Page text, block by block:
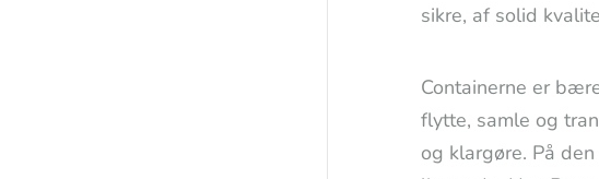
sikre, af solid
Containerne er
flytte, samle og
og klargøre. På